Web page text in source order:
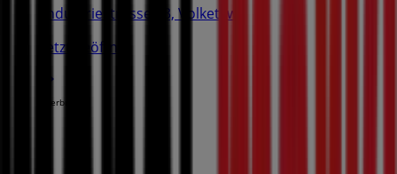
Industriestrasse 13, Volketswil
Jetzt geöffnet
Werbung